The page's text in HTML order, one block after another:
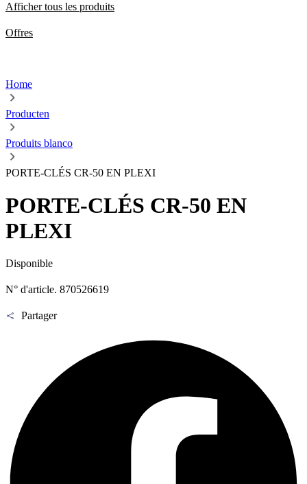
Afficher tous les produits
Offres
Home
Producten
Produits blanco
PORTE-CLÉS CR-50 EN PLEXI
PORTE-CLÉS CR-50 EN
PLEXI
Disponible
N° d'article. 870526619
Partager